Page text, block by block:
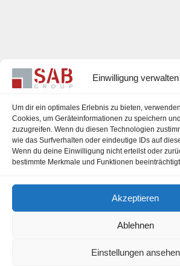
Einwilligung verwalten
Um dir ein optimales Erlebnis zu bieten,
Cookies, um Geräteinformationen zu speichern
zuzugreifen. Wenn du diesen Technologien
wie das Surfverhalten oder eindeutige IDs auf
Wenn du deine Einwilligung nicht erteilst oder
bestimmte Merkmale und Funktionen
Akzeptieren
Ablehnen
Einstellungen ansehen
Karriere
Impressum
Datenschutzerklärung
Cookie-Richtlinie (EU)
office@sab-group.com